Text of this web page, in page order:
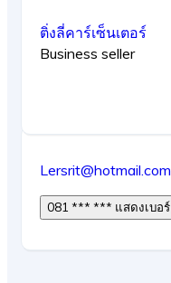
ติ่งลี่คาร์เซ็นเตอร์
Business seller
Lersrit@hotmail.com
081 *** *** แสดงเบอร์